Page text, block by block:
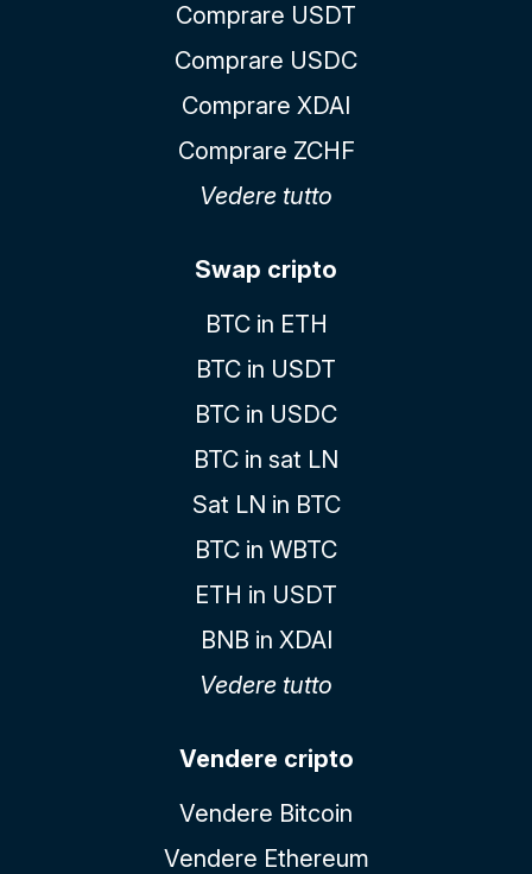
Comprare USDT
Comprare USDC
Comprare XDAI
Comprare ZCHF
Vedere tutto
Swap cripto
BTC in ETH
BTC in USDT
BTC in USDC
BTC in sat LN
Sat LN in BTC
BTC in WBTC
ETH in USDT
BNB in XDAI
Vedere tutto
Vendere cripto
Vendere Bitcoin
Vendere Ethereum